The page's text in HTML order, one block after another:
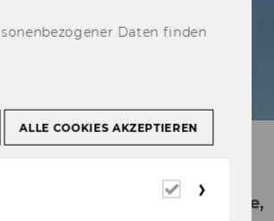
Institut für Strategie,
Daten finden
ALLE COOKIES AKZEPTIEREN
Erforderliche